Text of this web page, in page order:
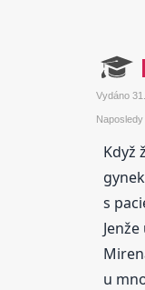
Vydáno
Když
s
u